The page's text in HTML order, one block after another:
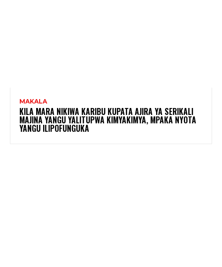
MAKALA
KILA MARA NIKIWA KARIBU KUPATA AJIRA YA SERIKALI
MAJINA YANGU YALITUPWA KIMYAKIMYA, MPAKA NYOTA
YANGU ILIPOFUNGUKA